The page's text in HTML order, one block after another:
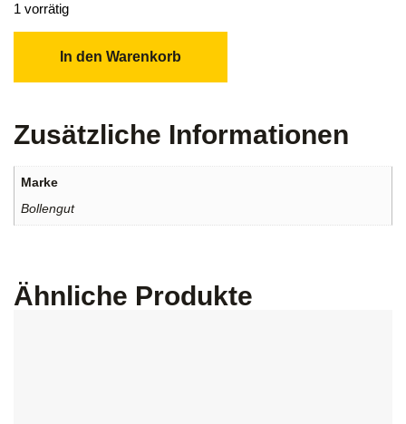
1 vorrätig
In den Warenkorb
Zusätzliche Informationen
Marke
Bollengut
Ähnliche Produkte